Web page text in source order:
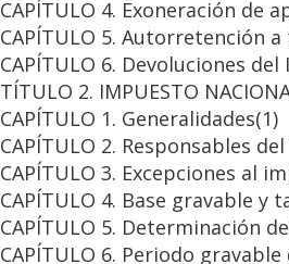
CAPÍTULO 4. Exoneración de
CAPÍTULO 5. Autorretención
CAPÍTULO 6. Devoluciones
TÍTULO 2. IMPUESTO
CAPÍTULO 1. Generalidades(1)
CAPÍTULO 2. Responsables
CAPÍTULO 3. Excepciones al
CAPÍTULO 4. Base gravable
CAPÍTULO 5. Determinación
CAPÍTULO 6. Periodo